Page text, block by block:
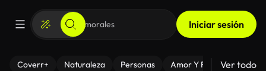
Iniciar sesión
Coverr+ Naturaleza Personas Amor Y Relaciones
Ver todo